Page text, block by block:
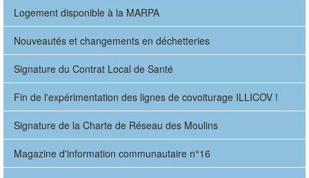
Logement disponible à la MARPA
Nouveautés et changements en déchetteries
Signature du Contrat Local de Santé
Fin de l'expérimentation des lignes de covoiturage ILLICOV !
Signature de la Charte de Réseau des Moulins
Magazine d'information communautaire n°16